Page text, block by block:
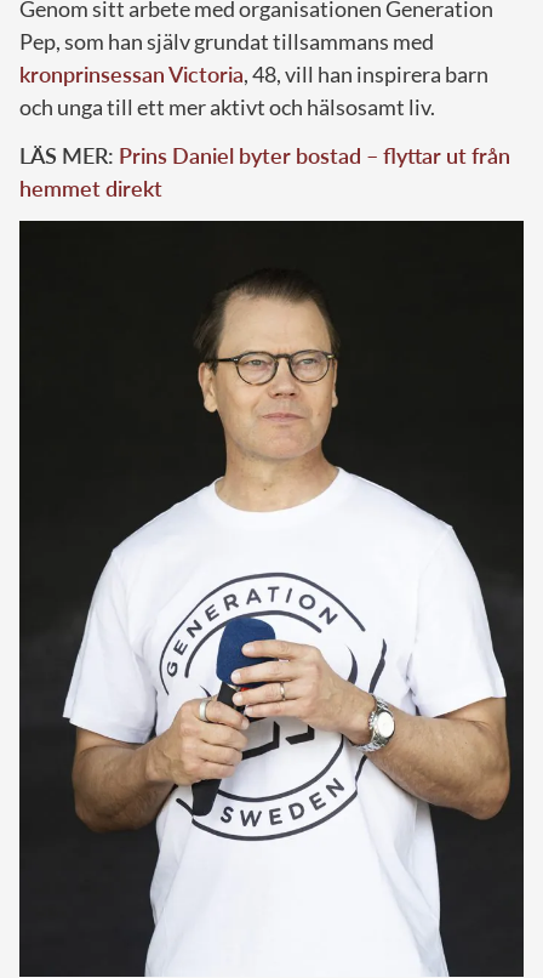
Genom sitt arbete med organisationen Generation
Pep, som han själv grundat tillsammans med
kronprinsessan Victoria, 48, vill han inspirera barn
och unga till ett mer aktivt och hälsosamt liv.
LÄS MER: Prins Daniel byter bostad – flyttar ut från
hemmet direkt